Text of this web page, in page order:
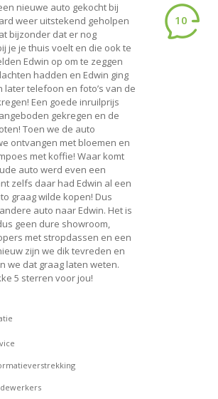
nieuwe auto gekocht bij
weer uitstekend geholpen
bijzonder dat er nog
je je thuis voelt en die ook te
Edwin op om te zeggen
hadden en Edwin ging
later telefoon en foto’s van de
Een goede inruilprijs
gekregen en de
Toen we de auto
ontvangen met bloemen en
met koffie! Waar komt
auto werd even een
zelfs daar had Edwin al een
graag wilde kopen! Dus
auto naar Edwin. Het is
geen dure showroom,
met stropdassen en een
zijn we dik tevreden en
we dat graag laten weten.
5 sterren voor jou!
10